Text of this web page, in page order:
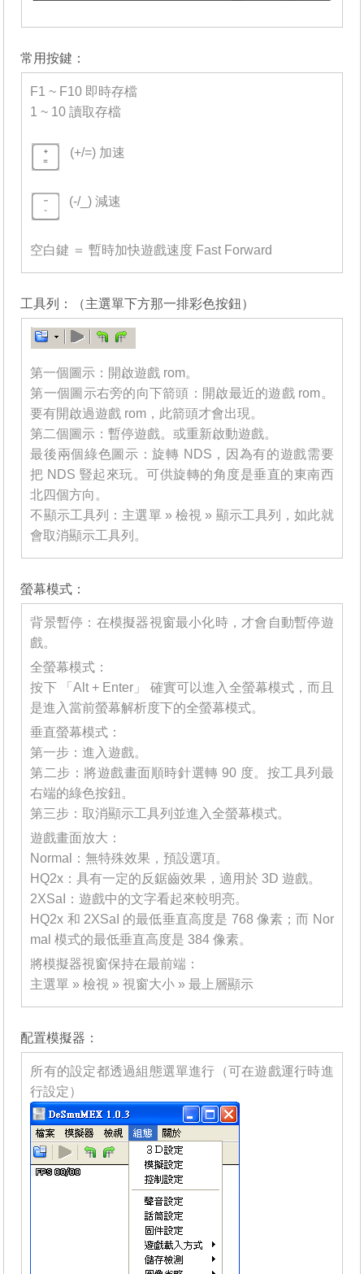
常用按鍵：
F1 ~ F10 即時存檔
1 ~ 10 讀取存檔
(+/=) 加速
(-/_) 減速
空白鍵 ＝ 暫時加快遊戲速度 Fast Forward
工具列：（主選單下方那一排彩色按鈕）
第一個圖示：開啟遊戲 rom。
第一個圖示右旁的向下箭頭：開啟最近的遊戲 rom。
要有開啟過遊戲 rom，此箭頭才會出現。
第二個圖示：暫停遊戲。或重新啟動遊戲。
最後兩個綠色圖示：旋轉 NDS，因為有的遊戲需要
把 NDS 豎起來玩。可供旋轉的角度是垂直的東南西
北四個方向。
不顯示工具列：主選單 » 檢視 » 顯示工具列，如此就
會取消顯示工具列。
螢幕模式：
背景暫停：在模擬器視窗最小化時，才會自動暫停遊
戲。
全螢幕模式：
按下 「Alt + Enter」 確實可以進入全螢幕模式，而且
是進入當前螢幕解析度下的全螢幕模式。
垂直螢幕模式：
第一步：進入遊戲。
第二步：將遊戲畫面順時針選轉 90 度。按工具列最
右端的綠色按鈕。
第三步：取消顯示工具列並進入全螢幕模式。
遊戲畫面放大：
Normal：無特殊效果，預設選項。
HQ2x：具有一定的反鋸齒效果，適用於 3D 遊戲。
2XSaI：遊戲中的文字看起來較明亮。
HQ2x 和 2XSaI 的最低垂直高度是 768 像素；而 Nor
mal 模式的最低垂直高度是 384 像素。
將模擬器視窗保持在最前端：
主選單 » 檢視 » 視窗大小 » 最上層顯示
配置模擬器：
所有的設定都透過組態選單進行（可在遊戲運行時進
行設定）